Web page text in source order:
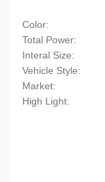
Color:
Total Power:
Interal Size:
Vehicle Style:
Market:
High Light: